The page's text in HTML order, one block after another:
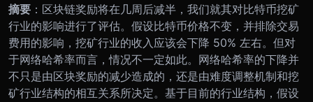
摘要 ：区块链奖励将在几周后减半，我们就其对比特币挖矿
行业的影响进行了评估。假设比特币价格不变，并排除交易
费用的影响，挖矿行业的收入应该会下降 50% 左右。但对
于网络哈希率而言，情况不一定如此。网络哈希率的下降并
不只是由区块奖励的减少造成的，还是由难度调整机制和挖
矿行业结构的相互关系所决定。基于目前的行业结构，假设